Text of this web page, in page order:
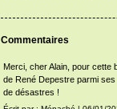
Commentaires
Merci, cher Alain, pour cette
de René Depestre parmi
de désastres !